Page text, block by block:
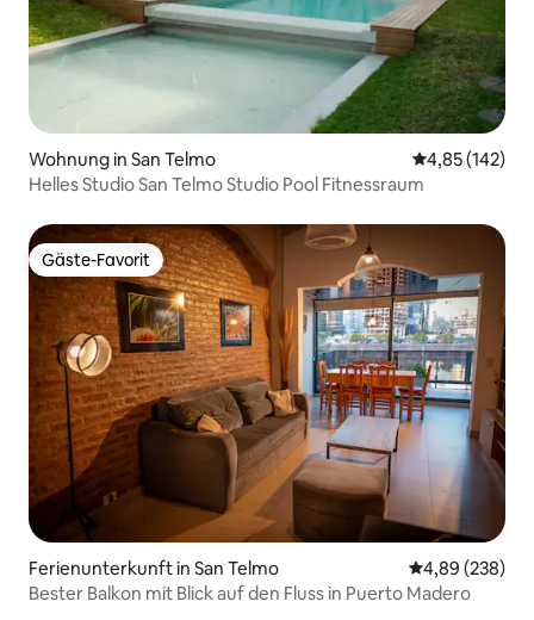
Wohnung in San Telmo
4,85 (142)
Helles Studio San Telmo Studio Pool Fitnessraum
Gäste-Favorit
Gäste-Favorit
Ferienunterkunft in San Telmo
4,89 (238)
Bester Balkon mit Blick auf den Fluss in Puerto Madero